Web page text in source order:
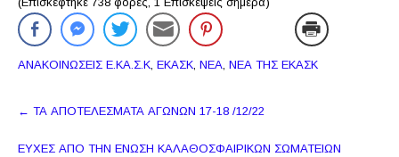
ΑΝΑΚΟΙΝΩΣΕΙΣ Ε.ΚΑ.Σ.Κ ΕΚΑΣΚ ΝΕΑ ΝΕΑ ΤΗΣ ΕΚΑΣΚ
Πλοήγηση
← ΤΑ ΑΠΟΤΕΛΕΣΜΑΤΑ ΑΓΩΝΩΝ 17-18 /12/22
ΕΥΧΕΣ ΑΠΟ ΤΗΝ ΕΝΩΣΗ ΚΑΛΑΘΟΣΦΑΙΡΙΚΩΝ ΣΩΜΑΤΕΙΩΝ